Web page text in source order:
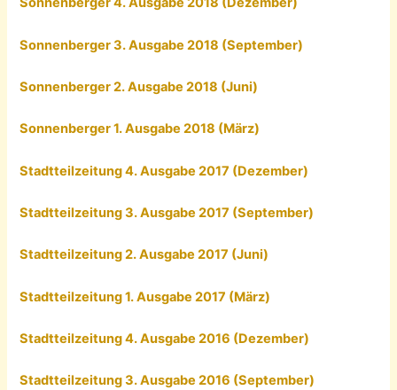
Sonnenberger 3. Ausgabe 2018 (September)
Sonnenberger 2. Ausgabe 2018 (Juni)
Sonnenberger 1. Ausgabe 2018 (März)
Stadtteilzeitung 4. Ausgabe 2017 (Dezember)
Stadtteilzeitung 3. Ausgabe 2017 (September)
Stadtteilzeitung 2. Ausgabe 2017 (Juni)
Stadtteilzeitung 1. Ausgabe 2017 (März)
Stadtteilzeitung 4. Ausgabe 2016 (Dezember)
Stadtteilzeitung 3. Ausgabe 2016 (September)